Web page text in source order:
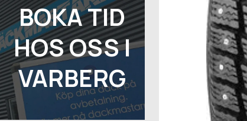
BOKA TID
HOS OSS I
VARBERG